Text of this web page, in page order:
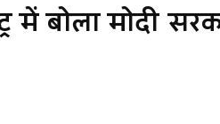
में बोला मोदी